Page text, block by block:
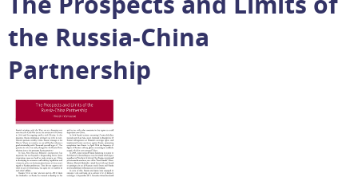
the Russia-China
Partnership